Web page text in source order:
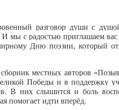
разговор души с
И мы с радостью приглашаем
Дню поэзии, который
местных авторов
Победы и в поддержку
В них слышится и боль
помогает идти вперёд.